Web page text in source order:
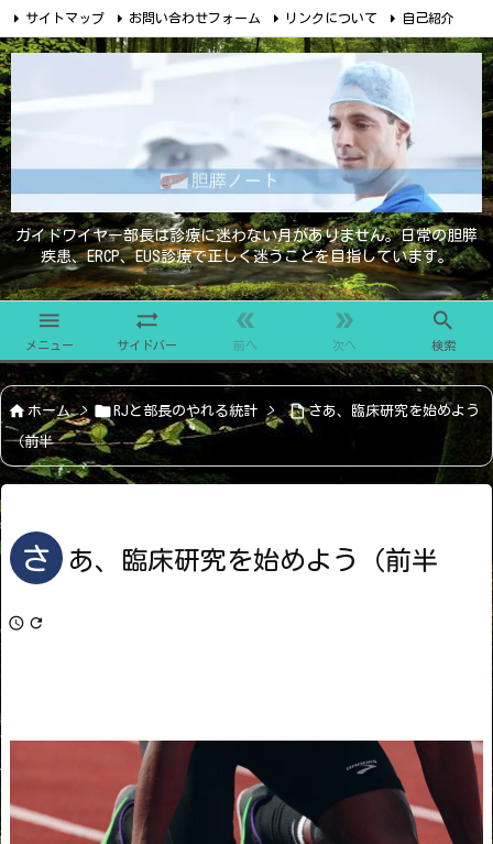
ガイドワイヤー部長は診療に迷わない月がありません。日常の胆膵
疾患、ERCP、EUS診療で正しく迷うことを目指しています。

メニュー

サイドバー

前へ

次へ

検索
サイトマップ お問い合わせフォーム リンクについて 自己紹介

ホーム >  RJと部長のやれる統計 > さあ、臨床研究を始めよう
（前半
さ あ、臨床研究を始めよう（前半
 